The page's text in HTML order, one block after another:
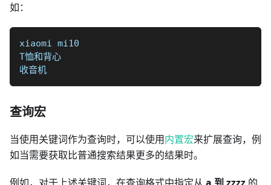
如：
xiaomi mi10
T恤和背心
收音机
查询宏
当使用关键词作为查询时，可以使用内置宏来扩展查询，例
如当需要获取比普通搜索结果更多的结果时。